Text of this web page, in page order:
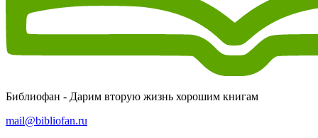
Библиофан - Дарим вторую жизнь хорошим книгам
mail@bibliofan.ru